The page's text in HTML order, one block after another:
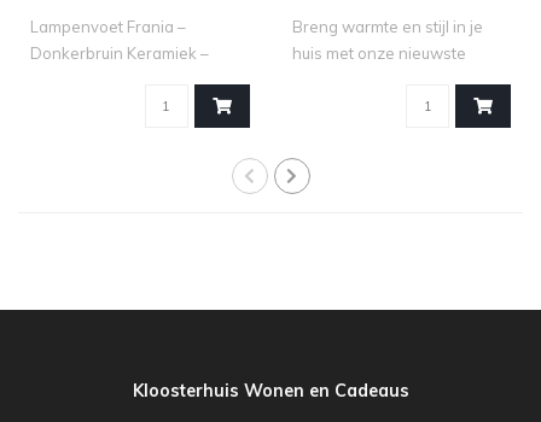
Lampenvoet Frania –
Donkerbruin Keramiek –
Breng warmte en stijl in je
huis met onze nieuwste
Kloosterhuis Wonen en Cadeaus